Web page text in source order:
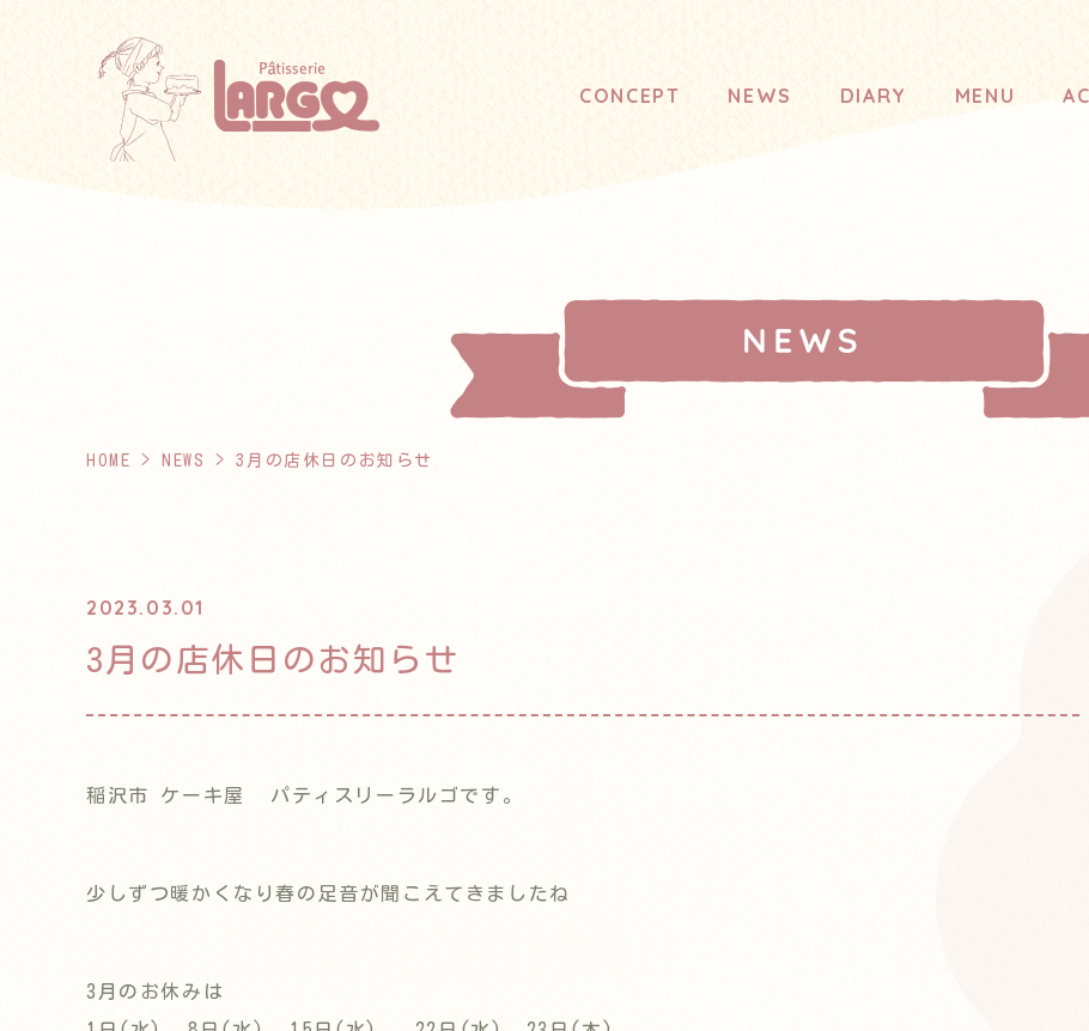
CONCEPT NEWS DIARY MENU
HOME > NEWS > 3月の店休日のお知らせ
2023.03.01
3月の店休日のお知らせ
稲沢市 ケーキ屋 パティスリーラルゴです。
少しずつ暖かくなり春の足音が聞こえてきましたね
3月のお休みは